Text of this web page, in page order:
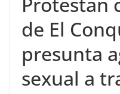
de El
presunta
sexual a